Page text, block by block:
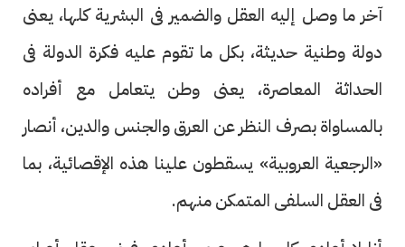
آخر ما وصل إليه العقل والضمير فى البشرية كلها، يعنى
دولة وطنية حديثة، بكل ما تقوم عليه فكرة الدولة فى
الحداثة المعاصرة، يعنى وطن يتعامل مع أفراده
بالمساواة بصرف النظر عن العرق والجنس والدين، أنصار
«الرجعية العروبية» يسقطون علينا هذه الإقصائية، بما
فى العقل السلفى المتمكن منهم.